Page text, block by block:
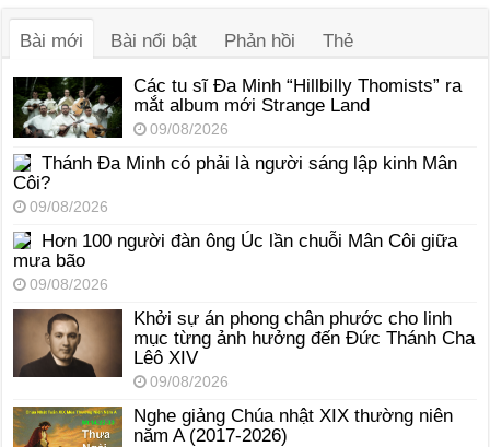
Bài mới Bài nổi bật Phản hồi Thẻ
Các tu sĩ Đa Minh “Hillbilly Thomists” ra
mắt album mới Strange Land
09/08/2026
Thánh Đa Minh có phải là người sáng lập kinh Mân
Côi?
09/08/2026
Hơn 100 người đàn ông Úc lần chuỗi Mân Côi giữa
mưa bão
09/08/2026
Khởi sự án phong chân phước cho linh
mục từng ảnh hưởng đến Đức Thánh Cha
Lêô XIV
09/08/2026
Nghe giảng Chúa nhật XIX thường niên
năm A (2017-2026)